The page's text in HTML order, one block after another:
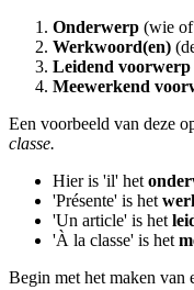
Onderwerp (wie of
Werkwoord(en)
Leidend voorwerp
Meewerkend
Een voorbeeld van deze
classe.
Hier is 'il' het
'Présente' is het
'Un article' is het
'À la classe' is het
Begin met het maken van